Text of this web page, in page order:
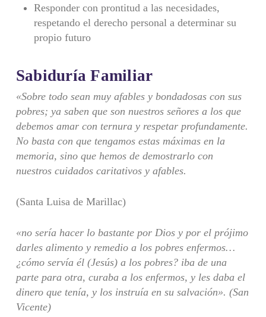
Responder con prontitud a las necesidades,
respetando el derecho personal a determinar su
propio futuro
Sabiduría Familiar
«Sobre todo sean muy afables y bondadosas con sus
pobres; ya saben que son nuestros señores a los que
debemos amar con ternura y respetar profundamente.
No basta con que tengamos estas máximas en la
memoria, sino que hemos de demostrarlo con
nuestros cuidados caritativos y afables.
(Santa Luisa de Marillac)
«no sería hacer lo bastante por Dios y por el prójimo
darles alimento y remedio a los pobres enfermos…
¿cómo servía él (Jesús) a los pobres? iba de una
parte para otra, curaba a los enfermos, y les daba el
dinero que tenía, y los instruía en su salvación». (San
Vicente)